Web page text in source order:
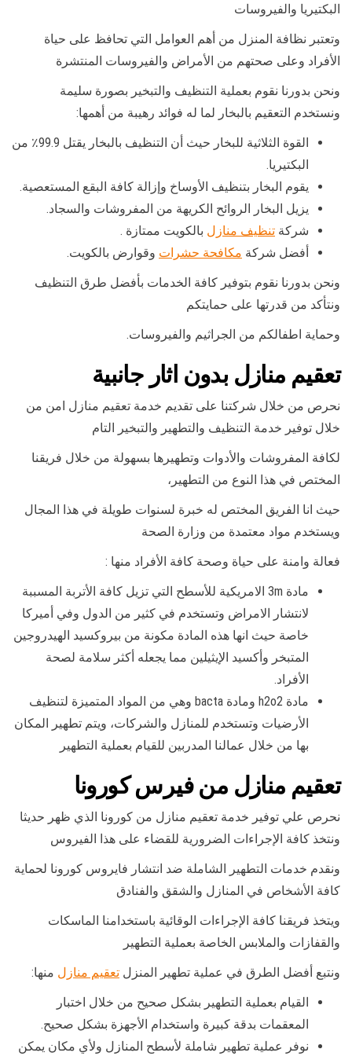
البكتيريا والفيروسات
وتعتبر نظافة المنزل من أهم العوامل التي تحافظ على حياة
الأفراد وعلى صحتهم من الأمراض والفيروسات المنتشرة
ونحن بدورنا نقوم بعملية التنظيف والتبخير بصورة سليمة
ونستخدم التعقيم بالبخار لما له فوائد رهيبة من أهمها:
القوة الثلاثية للبخار حيث أن التنظيف بالبخار يقتل 99.9٪ من
البكتيريا.
يقوم البخار بتنظيف الأوساخ وإزالة كافة البقع المستعصية.
يزيل البخار الروائح الكريهة من المفروشات والسجاد.
شركة تنظيف منازل بالكويت ممتازة .
أفضل شركة مكافحة حشرات وقوارض بالكويت.
ونحن بدورنا نقوم بتوفير كافة الخدمات بأفضل طرق التنظيف
ونتأكد من قدرتها على حمايتكم
وحماية اطفالكم من الجراثيم والفيروسات.
تعقيم منازل بدون اثار جانبية
نحرص من خلال شركتنا على تقديم خدمة تعقيم منازل امن من
خلال توفير خدمة التنظيف والتطهير والتبخير التام
لكافة المفروشات والأدوات وتطهيرها بسهولة من خلال فريقنا
المختص في هذا النوع من التطهير،
حيث انا الفريق المختص له خبرة لسنوات طويلة في هذا المجال
ويستخدم مواد معتمدة من وزارة الصحة
فعالة وامنة على حياة وصحة كافة الأفراد منها :
مادة 3m الامريكية للأسطح التي تزيل كافة الأتربة المسببة
لانتشار الامراض وتستخدم في كثير من الدول وفي أميركا
خاصة حيث انها هذه المادة مكونة من بيروكسيد الهيدروجين
المتبخر وأكسيد الإيثيلين مما يجعله أكثر سلامة لصحة
الأفراد.
مادة h2o2 ومادة bacta وهي من المواد المتميزة لتنظيف
الأرضيات وتستخدم للمنازل والشركات، ويتم تطهير المكان
بها من خلال عمالنا المدربين للقيام بعملية التطهير
تعقيم منازل من فيرس كورونا
نحرص علي توفير خدمة تعقيم منازل من كورونا الذي ظهر حديثا
ونتخذ كافة الإجراءات الضرورية للقضاء على هذا الفيروس
ونقدم خدمات التطهير الشاملة ضد انتشار فايروس كورونا لحماية
كافة الأشخاص في المنازل والشقق والفنادق
ويتخذ فريقنا كافة الإجراءات الوقائية باستخدامنا الماسكات
والقفازات والملابس الخاصة بعملية التطهير
ونتبع أفضل الطرق في عملية تطهير المنزل تعقيم منازل منها:
القيام بعملية التطهير بشكل صحيح من خلال اختبار
المعقمات بدقة كبيرة واستخدام الأجهزة بشكل صحيح.
نوفر عملية تطهير شاملة لأسطح المنازل ولأي مكان يمكن